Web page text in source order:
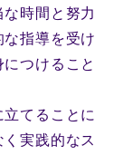
な時間と努力
指導を受け
つけること
てることに
実践的なス